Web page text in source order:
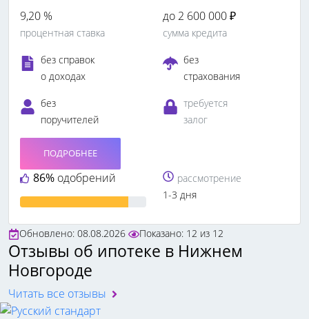
9,20 %
процентная ставка
до 2 600 000 ₽
сумма кредита
без справок
о доходах
без
страхования
без
поручителей
требуется
залог
86% одобрений
ПОДРОБНЕЕ
рассмотрение
1-3 дня
Обновлено: 08.08.2026 Показано: 12 из 12
Отзывы об ипотеке в Нижнем
Новгороде
Читать все отзывы